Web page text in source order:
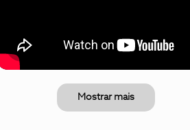
Mostrar mais